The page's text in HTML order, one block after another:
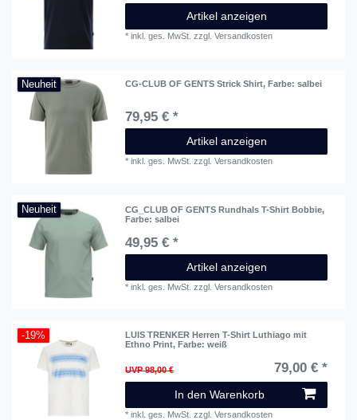
Artikel anzeigen
*inkl. ges. MwSt. zzgl.Versandkosten
Neuheit CG-CLUB OF GENTS Strick Shirt, Farbe: salbei
79,95 € *
Artikel anzeigen
*inkl. ges. MwSt. zzgl.Versandkosten
Neuheit CG_CLUB OF GENTS Rundhals T-Shirt Bobbie,
Farbe: salbei
49,95 € *
Artikel anzeigen
*inkl. ges. MwSt. zzgl.Versandkosten
-19%
LUIS TRENKER Herren T-Shirt Luthiago mit
Ethno Print, Farbe: weiß
UVP 98,00 € 79,00 € *
In den Warenkorb
*inkl. ges. MwSt. zzgl.Versandkosten